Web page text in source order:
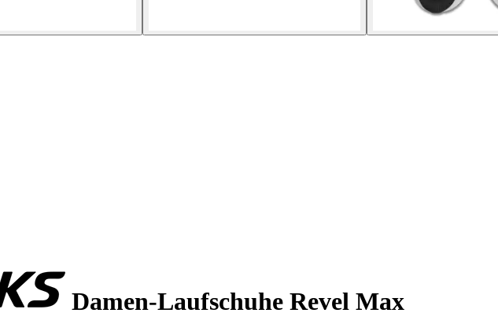
Damen-Laufschuhe Revel Max